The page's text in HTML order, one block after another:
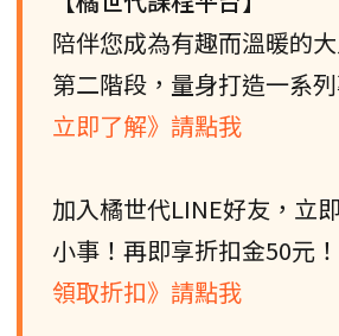
陪伴您成為有趣而溫暖的
第二階段，量身打造一系列
立即了解》請點我
加入橘世代LINE好友，立
小事！再即享折扣金50元！
領取折扣》請點我